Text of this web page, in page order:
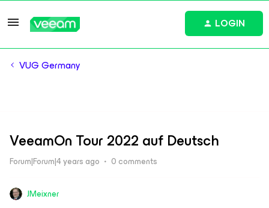
LOGIN
VUG Germany
VeeamOn Tour 2022 auf Deutsch
Forum|Forum|4 years ago 0 comments
JMeixner